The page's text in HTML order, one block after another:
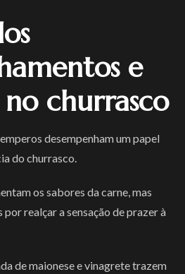
e
churrasco
desempenham um papel
do churrasco.
os sabores da carne, mas
realçar a sensação de prazer à
de maionese e vinagrete trazem